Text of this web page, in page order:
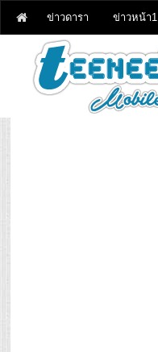
ข่าวดารา ข่าวหน้า1